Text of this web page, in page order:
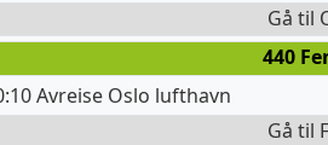
Gå til
440
Avreise Oslo lufthavn
Gå til